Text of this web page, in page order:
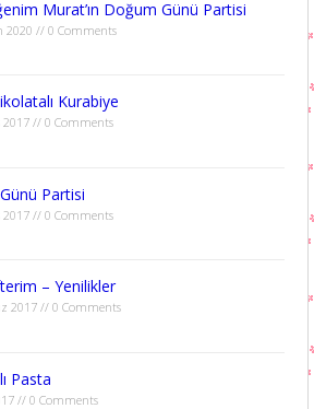
Murat’ın Doğum Günü Partisi
2020 // 0 Comments
Kurabiye
2017 // 0 Comments
Partisi
2017 // 0 Comments
– Yenilikler
2017 // 0 Comments
Pasta
// 0 Comments